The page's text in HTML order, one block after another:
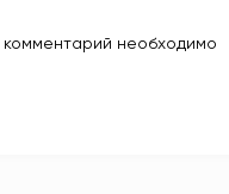
комментарий необходимо